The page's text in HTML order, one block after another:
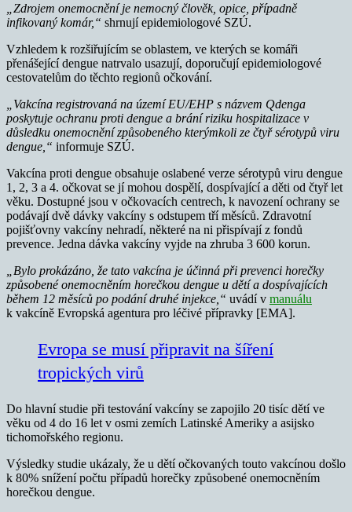
„Zdrojem onemocnění je nemocný člověk, opice, případně
infikovaný komár,“ shrnují epidemiologové SZÚ.
Vzhledem k rozšiřujícím se oblastem, ve kterých se komáři
přenášející dengue natrvalo usazují, doporučují epidemiologové
cestovatelům do těchto regionů očkování.
„Vakcína registrovaná na území EU/EHP s názvem Qdenga
poskytuje ochranu proti dengue a brání riziku hospitalizace v
důsledku onemocnění způsobeného kterýmkoli ze čtyř sérotypů viru
dengue,“ informuje SZÚ.
Vakcína proti dengue obsahuje oslabené verze sérotypů viru dengue
1, 2, 3 a 4. očkovat se jí mohou dospělí, dospívající a děti od čtyř let
věku. Dostupné jsou v očkovacích centrech, k navození ochrany se
podávají dvě dávky vakcíny s odstupem tří měsíců. Zdravotní
pojišťovny vakcíny nehradí, některé na ni přispívají z fondů
prevence. Jedna dávka vakcíny vyjde na zhruba 3 600 korun.
„Bylo prokázáno, že tato vakcína je účinná při prevenci horečky
způsobené onemocněním horečkou dengue u dětí a dospívajících
během 12 měsíců po podání druhé injekce,“ uvádí v manuálu
k vakcíně Evropská agentura pro léčivé přípravky [EMA].
Evropa se musí připravit na šíření
tropických virů
Do hlavní studie při testování vakcíny se zapojilo 20 tisíc dětí ve
věku od 4 do 16 let v osmi zemích Latinské Ameriky a asijsko
tichomořského regionu.
Výsledky studie ukázaly, že u dětí očkovaných touto vakcínou došlo
k 80% snížení počtu případů horečky způsobené onemocněním
horečkou dengue.